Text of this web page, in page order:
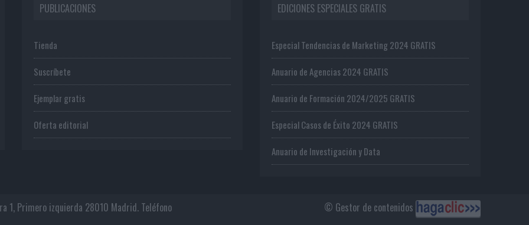
PUBLICACIONES
Tienda
Suscríbete
Ejemplar gratis
Oferta editorial
EDICIONES ESPECIALES GRATIS
Especial Tendencias de Marketing 2024 GRATIS
Anuario de Agencias 2024 GRATIS
Anuario de Formación 2024/2025 GRATIS
Especial Casos de Éxito 2024 GRATIS
Anuario de Investigación y Data
© Gestor de contenidos
1, Primero izquierda 28010 Madrid. Teléfono